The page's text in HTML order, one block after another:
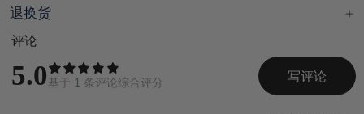
退换货
评论
5.0 基于 1 条评论综合评分
写评论